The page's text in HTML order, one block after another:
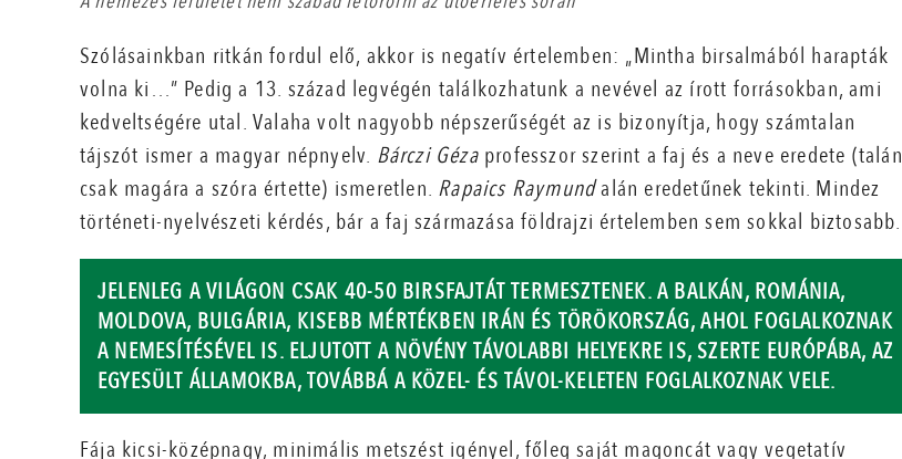
Szólásainkban ritkán fordul elő, akkor is negatív értelemben: „Mintha birsalmából harapták
volna ki…” Pedig a 13. század legvégén találkozhatunk a nevével az írott forrásokban, ami
kedveltségére utal. Valaha volt nagyobb népszerűségét az is bizonyítja, hogy számtalan
tájszót ismer a magyar népnyelv. Bárczi Gézaprofesszor szerint a faj és a neve eredete (talán
csak magára a szóra értette) ismeretlen. Rapaics Raymundalán eredetűnek tekinti. Mindez
történeti-nyelvészeti kérdés, bár a faj származása földrajzi értelemben sem sokkal biztosabb.
JELENLEG A VILÁGON CSAK 40-50 BIRSFAJTÁT TERMESZTENEK. A BALKÁN, ROMÁNIA,
MOLDOVA, BULGÁRIA, KISEBB MÉRTÉKBEN IRÁN ÉS TÖRÖKORSZÁG, AHOL FOGLALKOZNAK
A NEMESÍTÉSÉVEL IS. ELJUTOTT A NÖVÉNY TÁVOLABBI HELYEKRE IS, SZERTE EURÓPÁBA, AZ
EGYESÜLT ÁLLAMOKBA, TOVÁBBÁ A KÖZEL- ÉS TÁVOL-KELETEN FOGLALKOZNAK VELE.
Fája kicsi-középnagy, minimális metszést igényel, főleg saját magoncát vagy vegetatív